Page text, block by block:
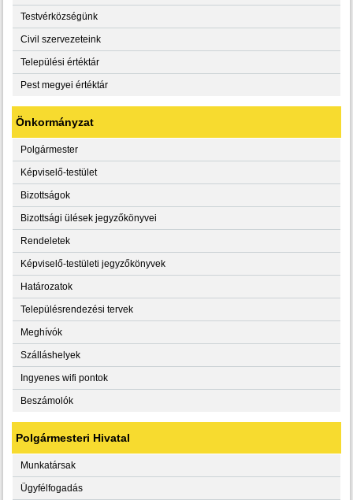
Testvérközségünk
Civil szervezeteink
Települési értéktár
Pest megyei értéktár
Önkormányzat
Polgármester
Képviselő-testület
Bizottságok
Bizottsági ülések jegyzőkönyvei
Rendeletek
Képviselő-testületi jegyzőkönyvek
Határozatok
Településrendezési tervek
Meghívók
Szálláshelyek
Ingyenes wifi pontok
Beszámolók
Polgármesteri Hivatal
Munkatársak
Ügyfélfogadás